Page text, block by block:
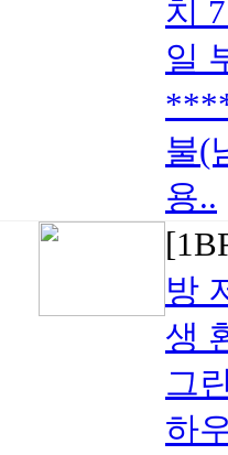
치
일
불(
용..
방
생
그
하